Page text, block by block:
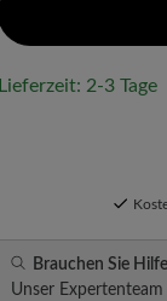
Lieferzeit: 2-3 Tage
Brauchen Sie
Unser